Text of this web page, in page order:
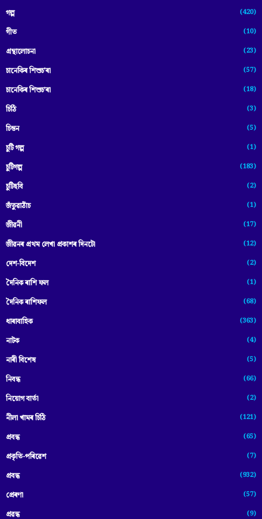
গল্প (420)
গীত (10)
গ্ৰন্থালোচনা (23)
চানেকিৰ শিশুচ'ৰা (57)
চানেকিৰ শিশুচ’ৰা (18)
চিঠি (3)
চিন্তন (5)
চুটি গল্প (1)
চুটিগল্প (183)
চুটিছবি (2)
জঁতুৱাঠাঁচ (1)
জীৱনী (17)
জীৱনৰ প্ৰথম লেখা প্ৰকাশৰ দিনটো (12)
দেশ-বিদেশ (2)
দৈনিক ৰাশি ফল (1)
দৈনিক ৰাশিফল (68)
ধাৰাবাহিক (363)
নাটক (4)
নাৰী বিশেষ (5)
নিবন্ধ (66)
নিয়োগ বাৰ্তা (2)
নীলা খামৰ চিঠি (121)
প্রবন্ধ (65)
প্ৰকৃতি-পৰিৱেশ (7)
প্ৰবন্ধ (932)
প্ৰেৰণা (57)
প্ৰৱন্ধ (9)